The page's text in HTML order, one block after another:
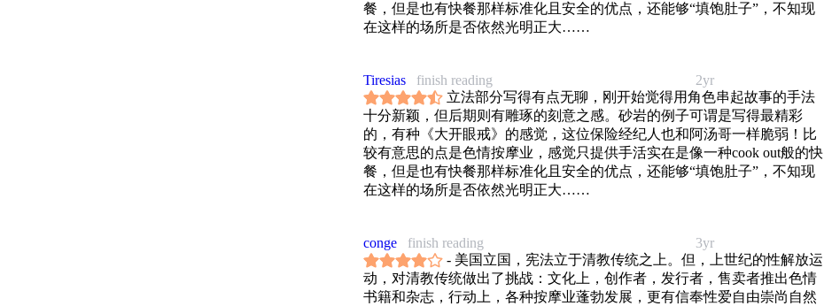
餐，但是也有快餐那样标准化且安全的优点，还能够“填饱肚子”，不知现
在这样的场所是否依然光明正大……
2yr
Tiresias
finish reading
立法部分写得有点无聊，刚开始觉得用角色串起故事的手法
十分新颖，但后期则有雕琢的刻意之感。砂岩的例子可谓是写得最精彩
的，有种《大开眼戒》的感觉，这位保险经纪人也和阿汤哥一样脆弱！比
较有意思的点是色情按摩业，感觉只提供手活实在是像一种cook out般的快
餐，但是也有快餐那样标准化且安全的优点，还能够“填饱肚子”，不知现
在这样的场所是否依然光明正大……
3yr
conge
finish reading
- 美国立国，宪法立于清教传统之上。但，上世纪的性解放运
动，对清教传统做出了挑战：文化上，创作者，发行者，售卖者推出色情
书籍和杂志，行动上，各种按摩业蓬勃发展，更有信奉性爱自由崇尚自然